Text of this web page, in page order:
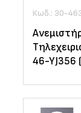
Κωδ.: 30-
46-YJ356